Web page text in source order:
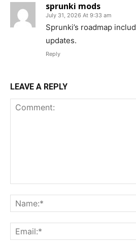
sprunki mods
July 31, 2026 At 9:33 am
Sprunki’s roadmap
updates.
Reply
LEAVE A REPLY